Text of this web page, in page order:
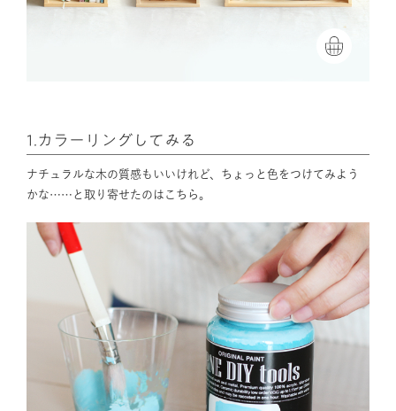
1.カラーリングしてみる
ナチュラルな木の質感もいいけれど、ちょっと色をつけてみよう
かな……と取り寄せたのはこちら。